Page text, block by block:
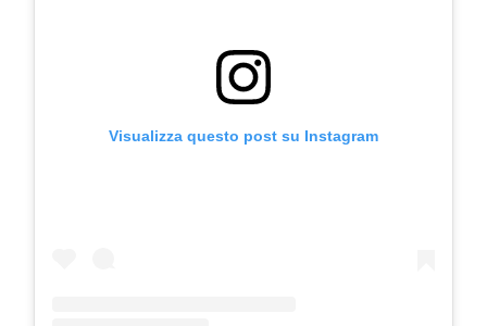
Visualizza questo post su Instagram